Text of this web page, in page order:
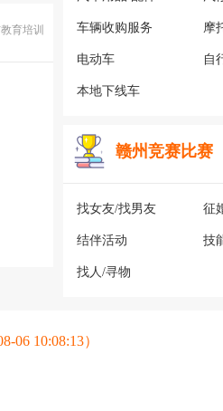
育培训 车辆收购服务 摩
电动车 自
本地下线车
赣州竞赛比赛
找女友/找男友 征
结伴活动 技
找人/寻物
06 10:08:13）